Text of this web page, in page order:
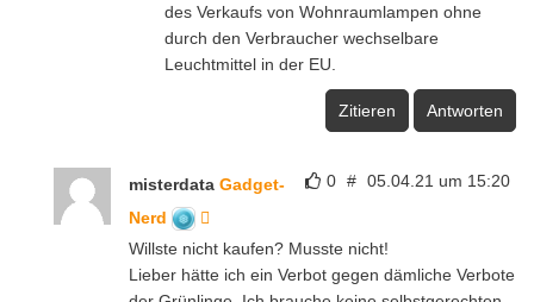
des Verkaufs von Wohnraumlampen ohne
durch den Verbraucher wechselbare
Leuchtmittel in der EU.
Zitieren Antworten
0 # 05.04.21 um 15:20
misterdata Gadget-
Nerd
Willste nicht kaufen? Musste nicht!
Lieber hätte ich ein Verbot gegen dämliche Verbote